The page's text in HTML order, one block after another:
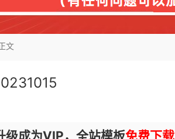
文
级成为VIP，全站模板免费下载